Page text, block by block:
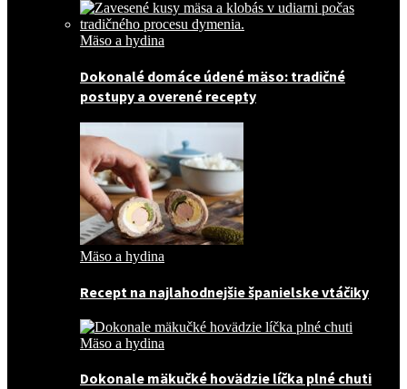
Mäso a hydina
Dokonalé domáce údené mäso: tradičné
postupy a overené recepty
Mäso a hydina
Recept na najlahodnejšie španielske vtáčiky
Mäso a hydina
Dokonale mäkučké hovädzie líčka plné chuti